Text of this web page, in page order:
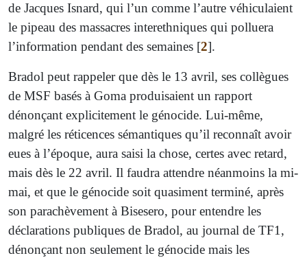
de Jacques Isnard, qui l’un comme l’autre véhiculaient
le pipeau des massacres interethniques qui polluera
l’information pendant des semaines [2].
Bradol peut rappeler que dès le 13 avril, ses collègues
de MSF basés à Goma produisaient un rapport
dénonçant explicitement le génocide. Lui-même,
malgré les réticences sémantiques qu’il reconnaît avoir
eues à l’époque, aura saisi la chose, certes avec retard,
mais dès le 22 avril. Il faudra attendre néanmoins la mi-
mai, et que le génocide soit quasiment terminé, après
son parachèvement à Bisesero, pour entendre les
déclarations publiques de Bradol, au journal de TF1,
dénonçant non seulement le génocide mais les